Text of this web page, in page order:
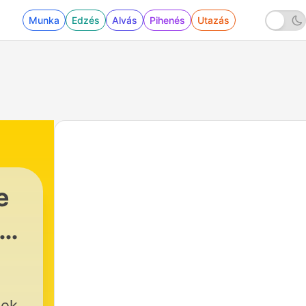
Munka Edzés Alvás Pihenés Utazás